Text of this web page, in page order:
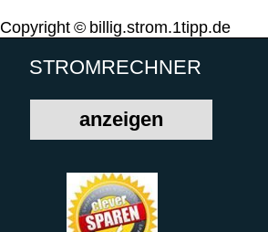
Copyright © billig.strom.1tipp.de
STROMRECHNER